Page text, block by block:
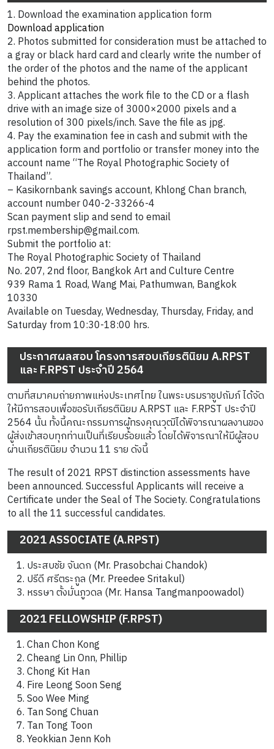
1. Download the examination application form
Download application
2. Photos submitted for consideration must be attached to
a gray or black hard card and clearly write the number of
the order of the photos and the name of the applicant
behind the photos.
3. Applicant attaches the work file to the CD or a flash
drive with an image size of 3000×2000 pixels and a
resolution of 300 pixels/inch. Save the file as jpg.
4. Pay the examination fee in cash and submit with the
application form and portfolio or transfer money into the
account name “The Royal Photographic Society of
Thailand”.
– Kasikornbank savings account, Khlong Chan branch,
account number 040-2-33266-4
Scan payment slip and send to email
rpst.membership@gmail.com.
Submit the portfolio at:
The Royal Photographic Society of Thailand
No. 207, 2nd floor, Bangkok Art and Culture Centre
939 Rama 1 Road, Wang Mai, Pathumwan, Bangkok
10330
Available on Tuesday, Wednesday, Thursday, Friday, and
Saturday from 10:30-18:00 hrs.
ประกาศผลสอบ โครงการสอบเกียรตินิยม A.RPST
และ F.RPST ประจำปี 2564
ตามที่สมาคมถ่ายภาพแห่งประเทศไทย ในพระบรมราชูปถัมภ์ ได้จัด
ให้มีการสอบเพื่อขอรับเกียรตินิยม A.RPST และ F.RPST ประจำปี
2564 นั้น ทั้งนี้คณะกรรมการผู้ทรงคุณวุฒิได้พิจารณาผลงานของ
ผู้ส่งเข้าสอบทุกท่านเป็นที่เรียบร้อยแล้ว โดยได้พิจารณาให้มีผู้สอบ
ผ่านเกียรตินิยม จำนวน 11 ราย ดังนี้
The result of 2021 RPST distinction assessments have
been announced. Successful Applicants will receive a
Certificate under the Seal of The Society. Congratulations
to all the 11 successful candidates.
2021 ASSOCIATE (A.RPST)
ประสบชัย จันดก (Mr. Prasobchai Chandok)
ปรีดี ศรีตระกูล (Mr. Preedee Sritakul)
หรรษา ตั้งมั่นภูวดล (Mr. Hansa Tangmanpoowadol)
2021 FELLOWSHIP (F.RPST)
Chan Chon Kong
Cheang Lin Onn, Phillip
Chong Kit Han
Fire Leong Soon Seng
Soo Wee Ming
Tan Song Chuan
Tan Tong Toon
Yeokkian Jenn Koh